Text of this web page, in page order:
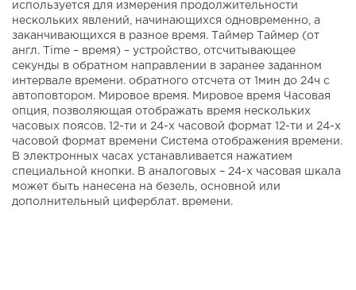
используется для измерения продолжительности
нескольких явлений, начинающихся одновременно, а
заканчивающихся в разное время. Таймер Таймер (от
англ. Time – время) – устройство, отсчитывающее
секунды в обратном направлении в заранее заданном
интервале времени. обратного отсчета от 1мин до 24ч с
автоповтором. Мировое время. Мировое время Часовая
опция, позволяющая отображать время нескольких
часовых поясов. 12-ти и 24-х часовой формат 12-ти и 24-х
часовой формат времени Система отображения времени.
В электронных часах устанавливается нажатием
специальной кнопки. В аналоговых – 24-х часовая шкала
может быть нанесена на безель, основной или
дополнительный циферблат. времени.